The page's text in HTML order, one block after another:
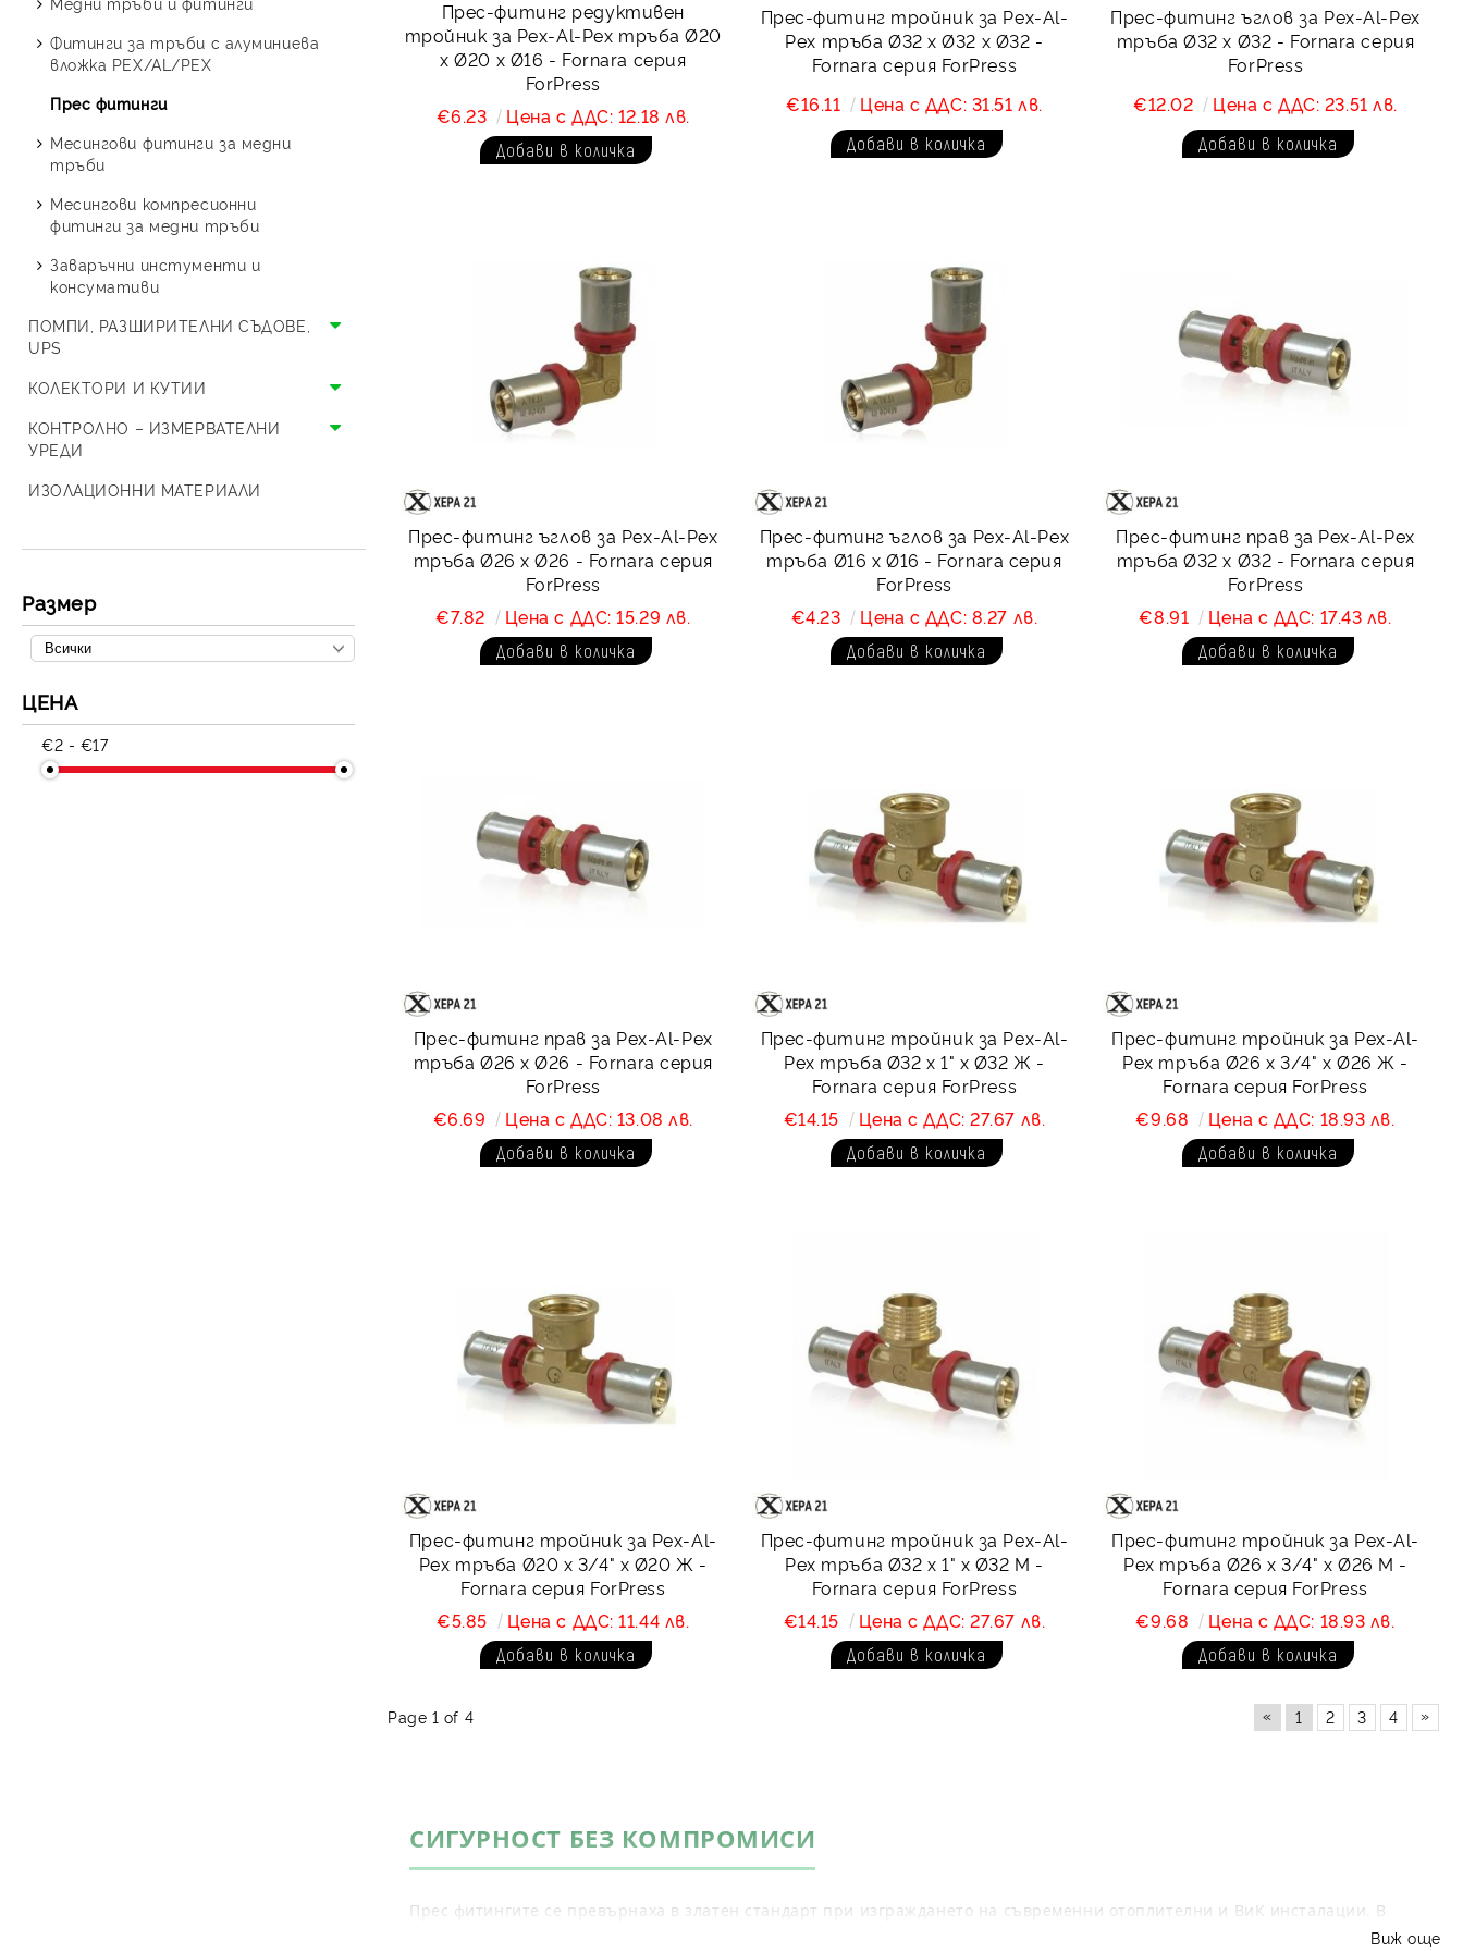
Стоящи с две серпентини
Буферни съдове
Термопомпи Austria Email
Термопомпи Crystal OPAL
Термопомпи Crystal ONYX
Термопомпи Thermolux
Единичен сплит LG
Моноблок LG
Термопомпи HYUNDAI
Единичен сплит HYUNDAI
Термопомпи Bosch
Соларна арматура и тръбна
изолация
Сферични кранове ЖЖ
резба
резба
Холендрови кранове
Спирателни и шибърни
Смукатели
Поцинковани фитинги
Месингова водопроводна
арматура
Смесители
Фитинги за тръби с алуминиева
вложка PEX/AL/PEX
Прес фитинги
Месингови фитинги за медни
тръби
Месингови компресионни
фитинги за медни тръби
Заваръчни инстументи и
консумативи
ПОМПИ, РАЗШИРИТЕЛНИ СЪДОВЕ,
UPS
Циркулационни помпи и UPS
Разширителни съдове
отворена система
затворена система
КОЛЕКТОРИ И КУТИИ
Колектори
Кутии
КОНТРОЛНО – ИЗМЕРВАТЕЛНИ
УРЕДИ
Предпазни уреди
ИЗОЛАЦИОННИ МАТЕРИАЛИ
Размер
ЦЕНА
€2 - €17
Прес-фитинг редуктивен
тройник за Pex-Al-Pex тръба Ø20
х Ø20 х Ø16 - Fornara серия
ForPress
€6.23
Цена с ДДС: 12.18 лв.
Прес-фитинг тройник за Pex-Al-
Pex тръба Ø32 х Ø32 х Ø32 -
Fornara серия ForPress
€16.11
Цена с ДДС: 31.51 лв.
Прес-фитинг ъглов за Pex-Al-Pex
тръба Ø32 х Ø32 - Fornara серия
ForPress
€12.02
Цена с ДДС: 23.51 лв.
Прес-фитинг ъглов за Pex-Al-Pex
тръба Ø26 х Ø26 - Fornara серия
ForPress
€7.82
Цена с ДДС: 15.29 лв.
Прес-фитинг ъглов за Pex-Al-Pex
тръба Ø16 х Ø16 - Fornara серия
ForPress
€4.23
Цена с ДДС: 8.27 лв.
Прес-фитинг прав за Pex-Al-Pex
тръба Ø32 х Ø32 - Fornara серия
ForPress
€8.91
Цена с ДДС: 17.43 лв.
Прес-фитинг прав за Pex-Al-Pex
тръба Ø26 х Ø26 - Fornara серия
ForPress
€6.69
Цена с ДДС: 13.08 лв.
Прес-фитинг тройник за Pex-Al-
Pex тръба Ø32 х 1" х Ø32 Ж -
Fornara серия ForPress
€14.15
Цена с ДДС: 27.67 лв.
Прес-фитинг тройник за Pex-Al-
Pex тръба Ø26 х 3/4" х Ø26 Ж -
Fornara серия ForPress
€9.68
Цена с ДДС: 18.93 лв.
Прес-фитинг тройник за Pex-Al-
Pex тръба Ø20 х 3/4" х Ø20 Ж -
Fornara серия ForPress
€5.85
Цена с ДДС: 11.44 лв.
Прес-фитинг тройник за Pex-Al-
Pex тръба Ø32 х 1" х Ø32 М -
Fornara серия ForPress
€14.15
Цена с ДДС: 27.67 лв.
Прес-фитинг тройник за Pex-Al-
Pex тръба Ø26 х 3/4" х Ø26 М -
Fornara серия ForPress
€9.68
Цена с ДДС: 18.93 лв.
Page 1 of 4 « 1 2 3 4 »
СИГУРНОСТ БЕЗ КОМПРОМИСИ
Прес фитингите се превърнаха в златен стандарт при изграждането на съвременни отоплителни и ВиК инсталации. В
, която гарантира 100% херметичност чрез деформация на стоманенатаВиж още